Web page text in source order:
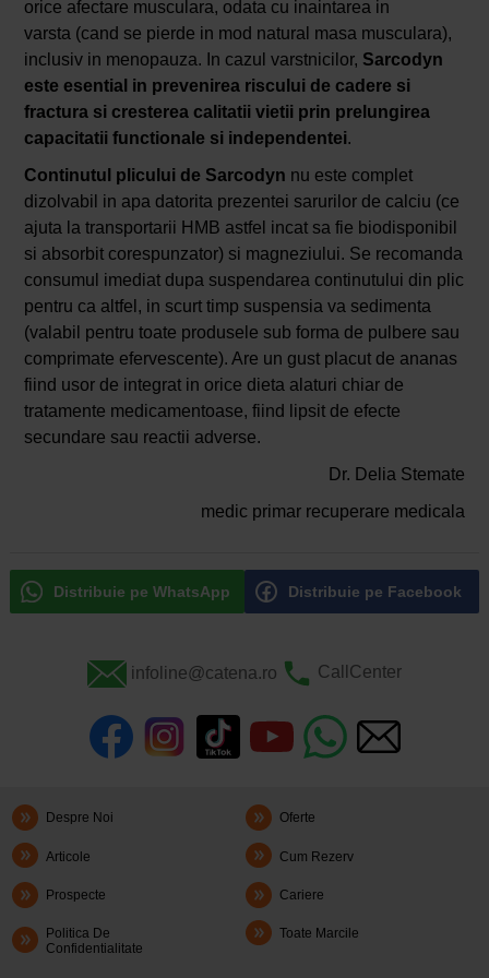
orice afectare musculara, odata cu inaintarea in
varsta (cand se pierde in mod natural masa musculara),
inclusiv in menopauza. In cazul varstnicilor, Sarcodyn
este esential in prevenirea riscului de cadere si
fractura si cresterea calitatii vietii prin prelungirea
capacitatii functionale si independentei.
Continutul plicului de Sarcodyn nu este complet
dizolvabil in apa datorita prezentei sarurilor de calciu (ce
ajuta la transportarii HMB astfel incat sa fie biodisponibil
si absorbit corespunzator) si magneziului. Se recomanda
consumul imediat dupa suspendarea continutului din plic
pentru ca altfel, in scurt timp suspensia va sedimenta
(valabil pentru toate produsele sub forma de pulbere sau
comprimate efervescente). Are un gust placut de ananas
fiind usor de integrat in orice dieta alaturi chiar de
tratamente medicamentoase, fiind lipsit de efecte
secundare sau reactii adverse.
Dr. Delia Stemate
medic primar recuperare medicala
Distribuie pe WhatsApp Distribuie pe Facebook
infoline@catena.ro CallCenter
Despre Noi Oferte
Articole Cum Rezerv
Prospecte Cariere
Politica De
Confidentialitate
Toate Marcile